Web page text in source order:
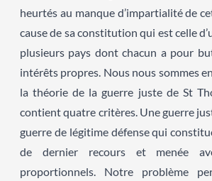
heurtés au manque d’impartialité de
cause de sa constitution qui est celle
plusieurs pays dont chacun a pour
intérêts propres. Nous nous sommes
la théorie de la guerre juste de St
contient quatre critères. Une guerre
guerre de légitime défense qui
de dernier recours et menée
proportionnels. Notre problème